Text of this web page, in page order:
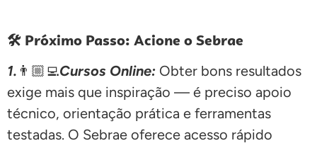
🛠️ Próximo Passo: Acione o Sebrae
1. 👨🏼‍💻Cursos Online: Obter bons resultados
exige mais que inspiração — é preciso apoio
técnico, orientação prática e ferramentas
testadas. O Sebrae oferece acesso rápido